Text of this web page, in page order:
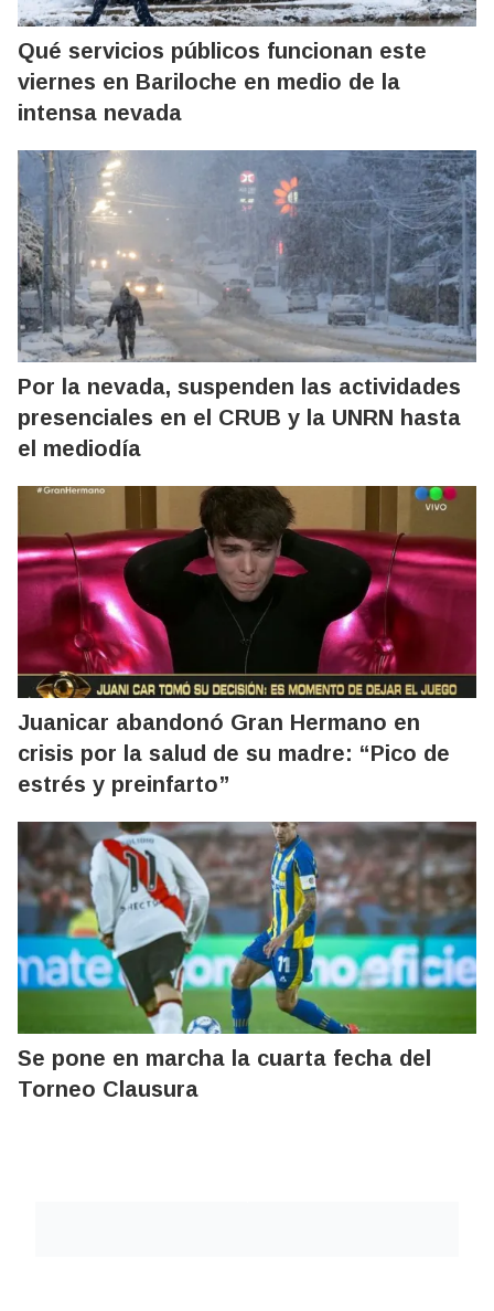
Qué servicios públicos funcionan este
viernes en Bariloche en medio de la
intensa nevada
Por la nevada, suspenden las actividades
presenciales en el CRUB y la UNRN hasta
el mediodía
Juanicar abandonó Gran Hermano en
crisis por la salud de su madre: “Pico de
estrés y preinfarto”
Se pone en marcha la cuarta fecha del
Torneo Clausura